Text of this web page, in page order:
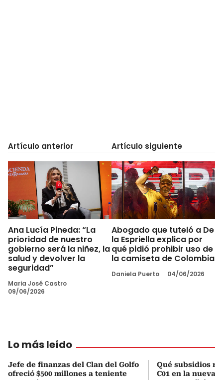
Artículo anterior
Ana Lucía Pineda: “La
prioridad de nuestro
gobierno será la niñez, la
salud y devolver la
seguridad”
Maria José Castro
09/06/2026
Artículo siguiente
Abogado que tuteló a De
la Espriella explica por
qué pidió prohibir uso de
la camiseta de Colombia
Daniela Puerto 04/06/2026
Lo más leído
Jefe de finanzas del Clan del Golfo
ofreció $500 millones a teniente
Qué subsidios
C01 en la nueva